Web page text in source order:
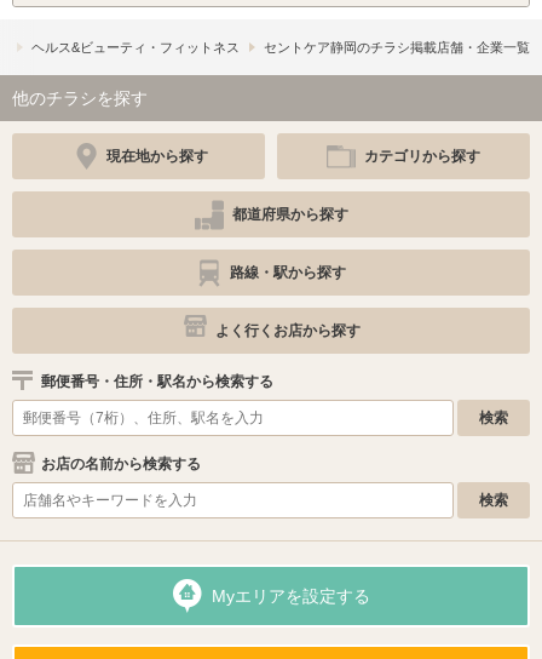
ヘルス&ビューティ・フィットネス セントケア静岡のチラシ掲載店舗・企業一覧
他のチラシを探す
現在地から探す カテゴリから探す
都道府県から探す
路線・駅から探す
よく行くお店から探す
郵便番号・住所・駅名から検索する
お店の名前から検索する
Myエリアを設定する